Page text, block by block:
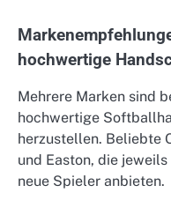
hochwertige
Mehrere Marken sind
hochwertige
herzustellen. Beliebte
und Easton, die
neue Spieler anbieten.